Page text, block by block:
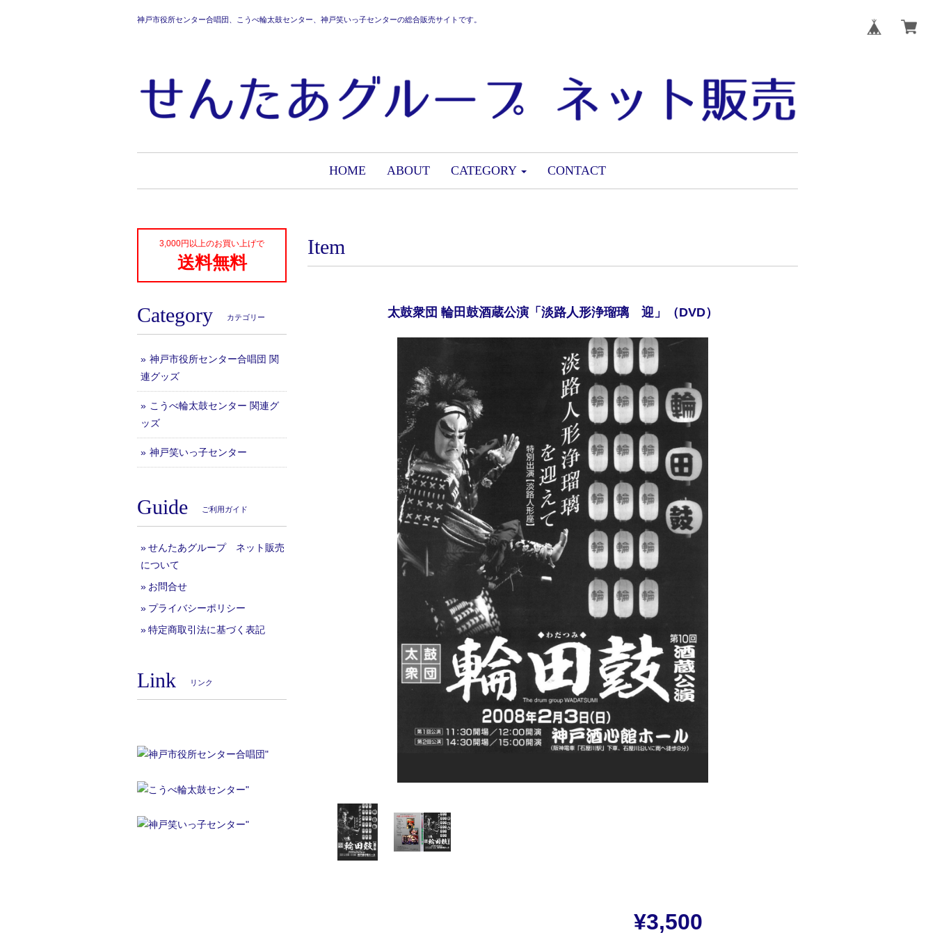
神戸市役所センター合唱団、こうべ輪太鼓センター、神戸笑いっ子センターの総合販売サイトです。
HOME ABOUT CATEGORY CONTACT
Item
太鼓衆団 輪田鼓酒蔵公演「淡路人形浄瑠璃 迎」（DVD）
¥3,500
3,000円以上のお買い上げで
送料無料
Category カテゴリー
神戸市役所センター合唱団 関
連グッズ
こうべ輪太鼓センター 関連グ
ッズ
神戸笑いっ子センター
Guide ご利用ガイド
せんたあグループ ネット販売
について
お問合せ
プライバシーポリシー
特定商取引法に基づく表記
Link リンク